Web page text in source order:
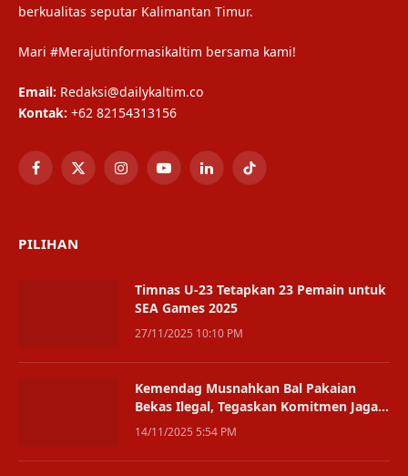
berkualitas seputar Kalimantan Timur.
Mari #Merajutinformasikaltim bersama kami!
Email: Redaksi@dailykaltim.co
Kontak: +62 82154313156
Facebook
X
InstagramYouTubeLinkedInTikTok
PILIHAN
Timnas U-23 Tetapkan 23 Pemain untuk
SEA Games 2025
27/11/2025 10:10 PM
Kemendag Musnahkan Bal Pakaian
Bekas Ilegal, Tegaskan Komitmen Jaga
Ketertiban Niaga
14/11/2025 5:54 PM